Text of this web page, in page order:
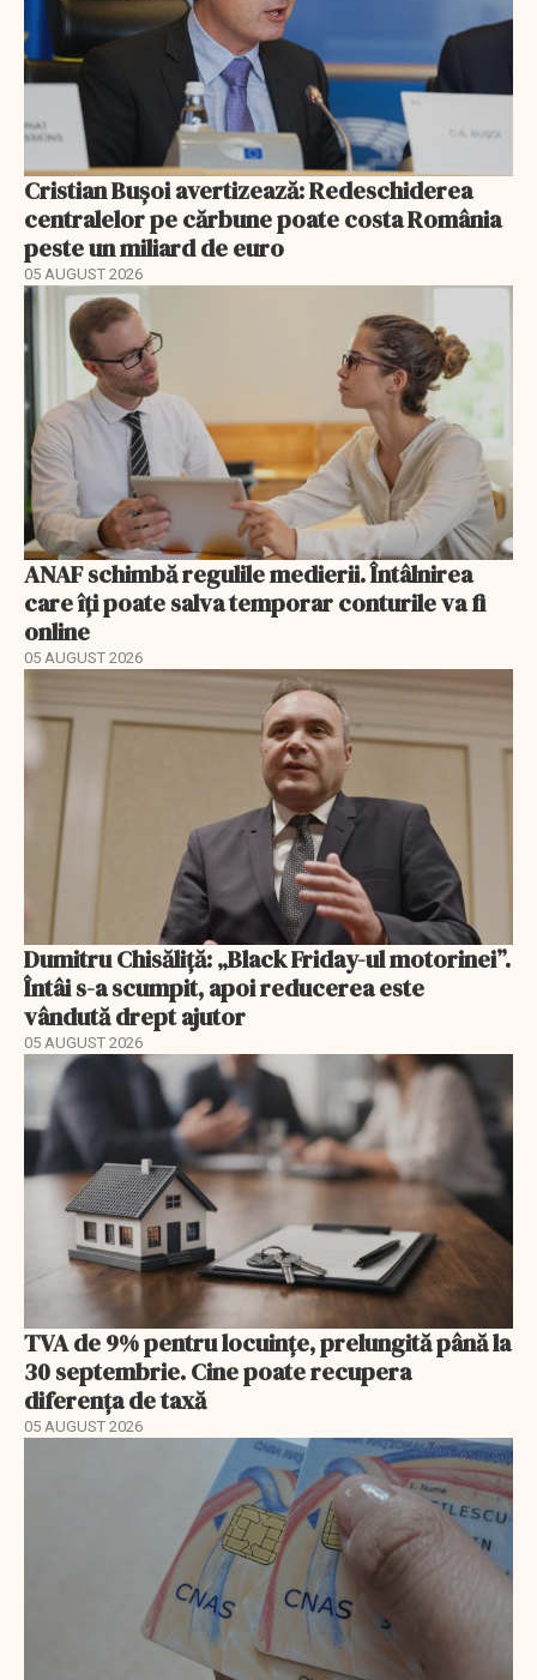
Cristian Bușoi avertizează: Redeschiderea
centralelor pe cărbune poate costa România
peste un miliard de euro
05 AUGUST 2026
ANAF schimbă regulile medierii. Întâlnirea
care îți poate salva temporar conturile va fi
online
05 AUGUST 2026
Dumitru Chisăliță: „Black Friday-ul motorinei”.
Întâi s-a scumpit, apoi reducerea este
vândută drept ajutor
05 AUGUST 2026
TVA de 9% pentru locuințe, prelungită până la
30 septembrie. Cine poate recupera
diferența de taxă
05 AUGUST 2026